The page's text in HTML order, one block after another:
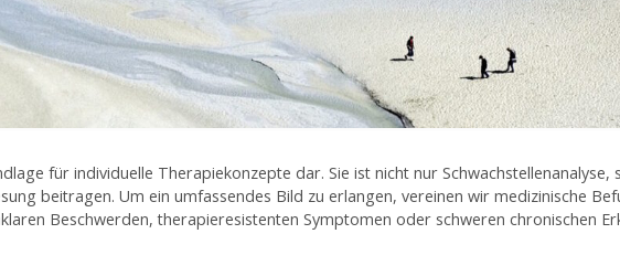
für individuelle Therapiekonzepte dar. Sie ist nicht nur Schwachstellenanalyse,
beitragen. Um ein umfassendes Bild zu erlangen, vereinen wir medizinische
Beschwerden, therapieresistenten Symptomen oder schweren chronischen